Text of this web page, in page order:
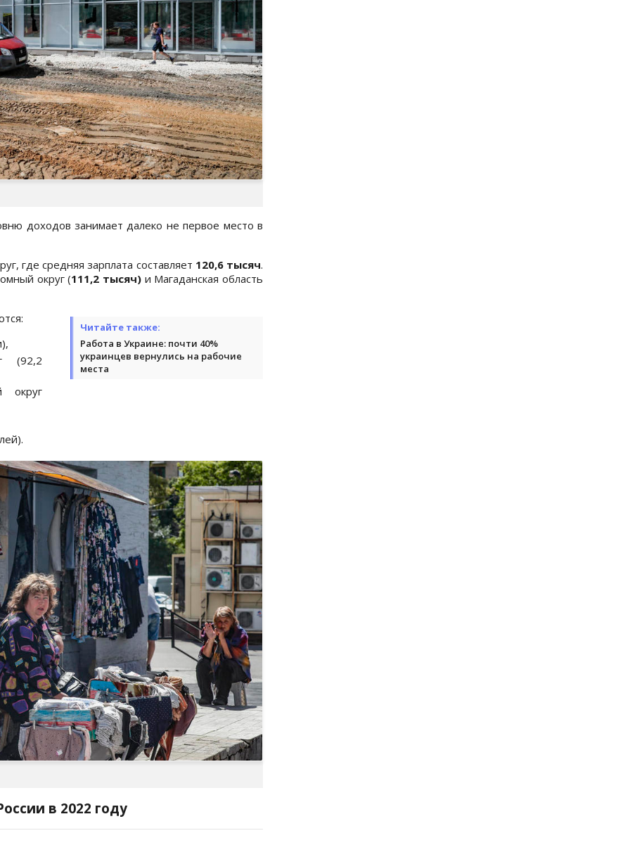
доходов занимает далеко не первое место в
где средняя зарплата составляет 120,6 тысяч.
округ (111,2 тысяч)и Магаданская область
Читайте также:
Работа в Украине: почти 40%
украинцев вернулись на рабочие
места
(92,2
округ
в 2022 году